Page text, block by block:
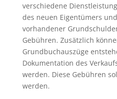
verschiedene
des neuen Eigentümers
vorhandener
Gebühren. Zusätzlich
Grundbuchauszüge
Dokumentation des
werden. Diese Gebühren
werden.